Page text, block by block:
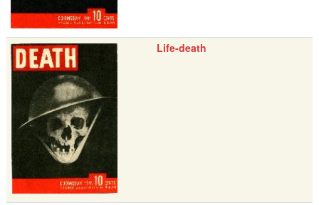
Life-death